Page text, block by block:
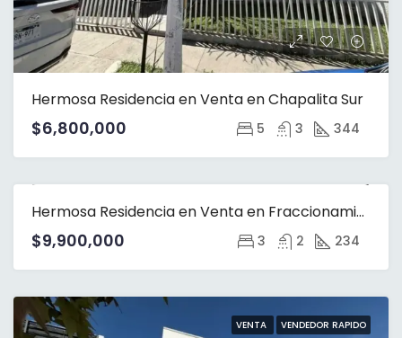
Hermosa Residencia en Venta en Chapalita Sur
$6,800,000 5 3 344
VENTA
Hermosa Residencia en Venta en Fraccionamiento Bugambilias
$9,900,000 3 2 234
VENTA VENDEDOR RAPIDO